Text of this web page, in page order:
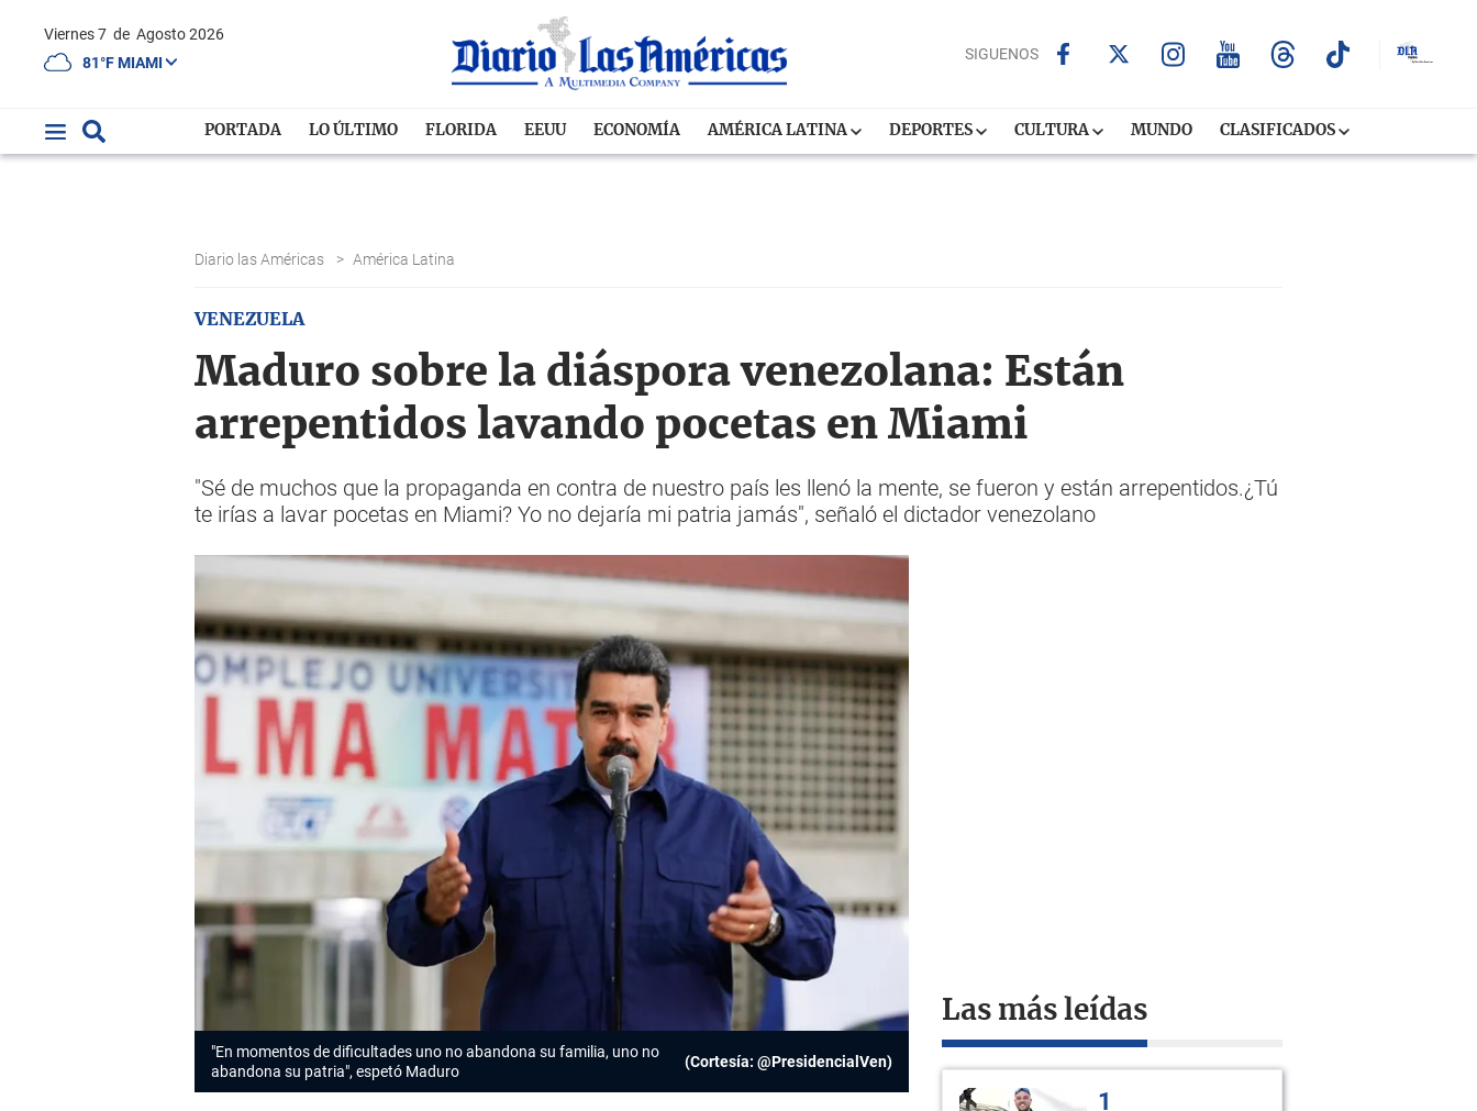
Viernes 7 de Agosto 2026
81°F MIAMI
SIGUENOS
PORTADA LO ÚLTIMO FLORIDA EEUU ECONOMÍA AMÉRICA LATINA DEPORTES CULTURA MUNDO CLASIFICADOS
Diario las Américas > América Latina
VENEZUELA
Maduro sobre la diáspora venezolana: Están
arrepentidos lavando pocetas en Miami
"Sé de muchos que la propaganda en contra de nuestro país les llenó la mente, se fueron y están arrepentidos.¿Tú
te irías a lavar pocetas en Miami? Yo no dejaría mi patria jamás", señaló el dictador venezolano
"En momentos de dificultades uno no abandona su familia, uno no
abandona su patria", espetó Maduro
(Cortesía: @PresidencialVen)
Las más leídas